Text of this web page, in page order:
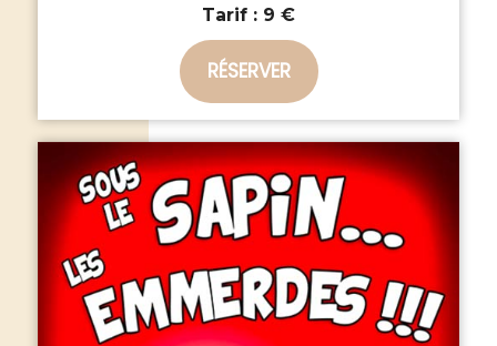
Tarif : 9 €
RÉSERVER